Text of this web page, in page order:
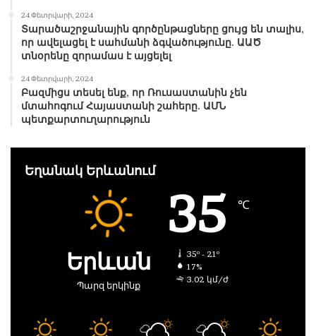
24 Փետրվարի, 2024
Տարածաշրջանային գործընթացները ցույց են տալիս,
որ ավելացել է սահմանի ձգվածությունը. ԱԱԾ
տնօրենը զորամաս է այցելել
24 Փետրվարի, 2024
Բազմիցս տեսել ենք, որ Ռուսաստանին չեն
մտահոգում Հայաստանի շահերը. ԱՄՆ
պետքարտուղարություն
Եղանակ Երևանում
Երևան
Պարզ երկինք
35 ℃
35º - 21º
17%
3.02 կմ/ժ